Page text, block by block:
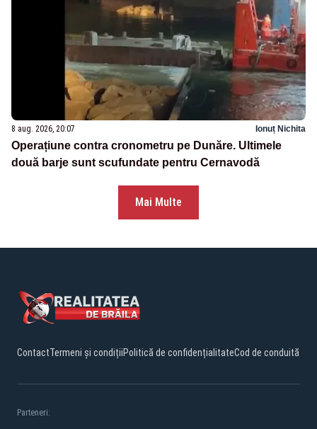
8 aug. 2026, 20:07 Ionuț Nichita
Operațiune contra cronometru pe Dunăre. Ultimele
două barje sunt scufundate pentru Cernavodă
Mai Multe
ContactTermeni și condițiiPolitică de confidențialitateCod de conduită
Parteneri: